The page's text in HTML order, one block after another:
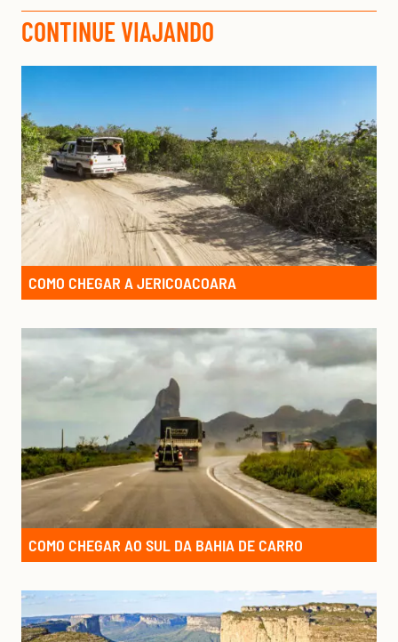
CONTINUE VIAJANDO
COMO CHEGAR A JERICOACOARA
COMO CHEGAR AO SUL DA BAHIA DE CARRO